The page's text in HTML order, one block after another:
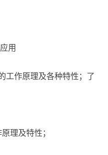
用
工作原理及各种特性；了
理及特性；